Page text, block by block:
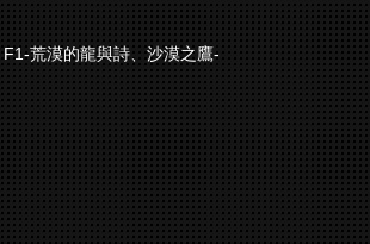
荒漠的龍與詩、沙漠之鷹-